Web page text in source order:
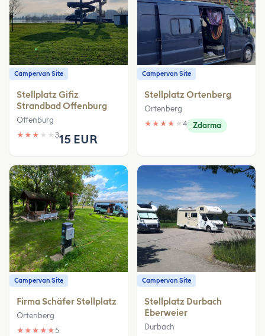
Campervan Site
Stellplatz Gifiz
Strandbad Offenburg
Offenburg
★ ★ ★ ★ ★ 315 EUR
Campervan Site
Stellplatz Ortenberg
Ortenberg
★ ★ ★ ★ ★ 4 Zdarma
Campervan Site
Firma Schäfer Stellplatz
Ortenberg
★ ★ ★ ★ ★5
Campervan Site
Stellplatz Durbach
Eberweier
Durbach